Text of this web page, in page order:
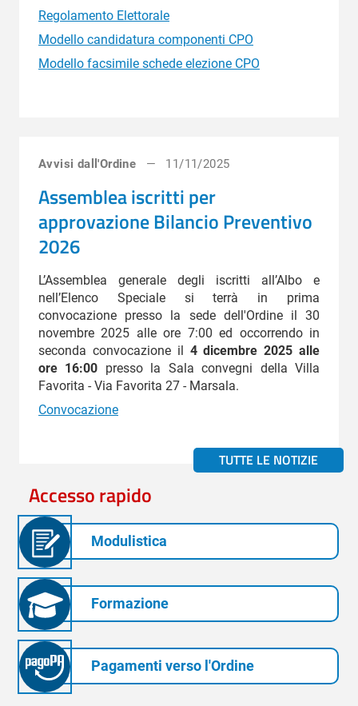
Regolamento Elettorale
Modello candidatura componenti CPO
Modello facsimile schede elezione CPO
Avvisi dall'Ordine 11/11/2025
Assemblea iscritti per
approvazione Bilancio Preventivo
2026
L’Assemblea generale degli iscritti all’Albo e
nell’Elenco Speciale si terrà in prima
convocazione presso la sede dell'Ordine il 30
novembre 2025 alle ore 7:00 ed occorrendo in
seconda convocazione il 4 dicembre 2025 alle
ore 16:00 presso la Sala convegni della Villa
Favorita - Via Favorita 27 - Marsala.
Convocazione
TUTTE LE NOTIZIE
Accesso rapido
Modulistica
Formazione
Pagamenti verso l'Ordine